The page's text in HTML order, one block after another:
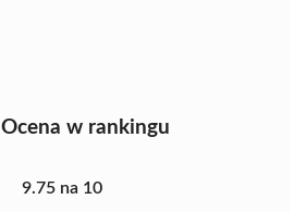
Ocena w rankingu
9.75 na 10